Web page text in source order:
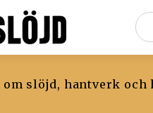
slöjd, hantverk